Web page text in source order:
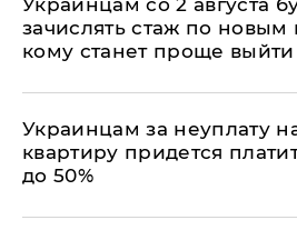
зачислять стаж по новым
кому станет проще
Украинцам за неуплату
квартиру придется
до 50%